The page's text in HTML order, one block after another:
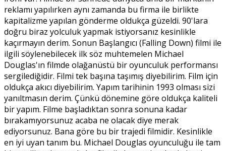
reklamı yapılırken aynı zamanda bu firma ile birlikte
kapitalizme yapılan gönderme oldukça güzeldi. 90'lara
doğru biraz yolculuk yapmak istiyorsanız kesinlikle
kaçırmayın derim. Sonun Başlangıcı (Falling Down) filmi ile
ilgili söylenebilecek ilk söz muhtemelen Michael
Douglas'ın filmde olağanüstü bir oyunculuk performansı
sergilediğidir. Filmi tek başına taşımış diyebilirim. Film için
oldukça akıcı diyebilirim. Yapım tarihinin 1993 olması sizi
yanıltmasın derim. Çünkü dönemine göre oldukça kaliteli
bir yapım. Filme başladıktan sonra sonuna kadar
bırakamıyorsunuz acaba ne olacak diye merak
ediyorsunuz. Bana göre bu bir trajedi filmidir. Kesinlikle
en iyi uyan tanım bu. Michael Douglas oyunculuğu ile tam